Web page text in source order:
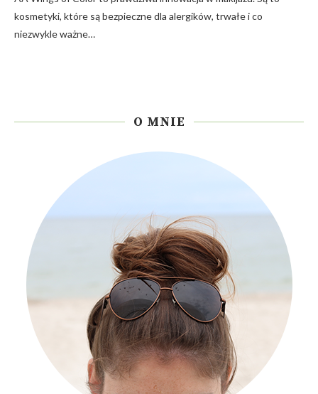
kosmetyki, które są bezpieczne dla alergików, trwałe i co
niezwykle ważne…
O MNIE